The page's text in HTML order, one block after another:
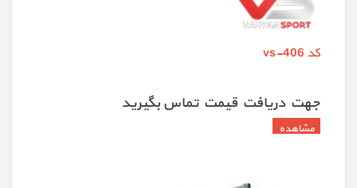
کد vs-406
جهت دريافت قيمت تماس بگيريد